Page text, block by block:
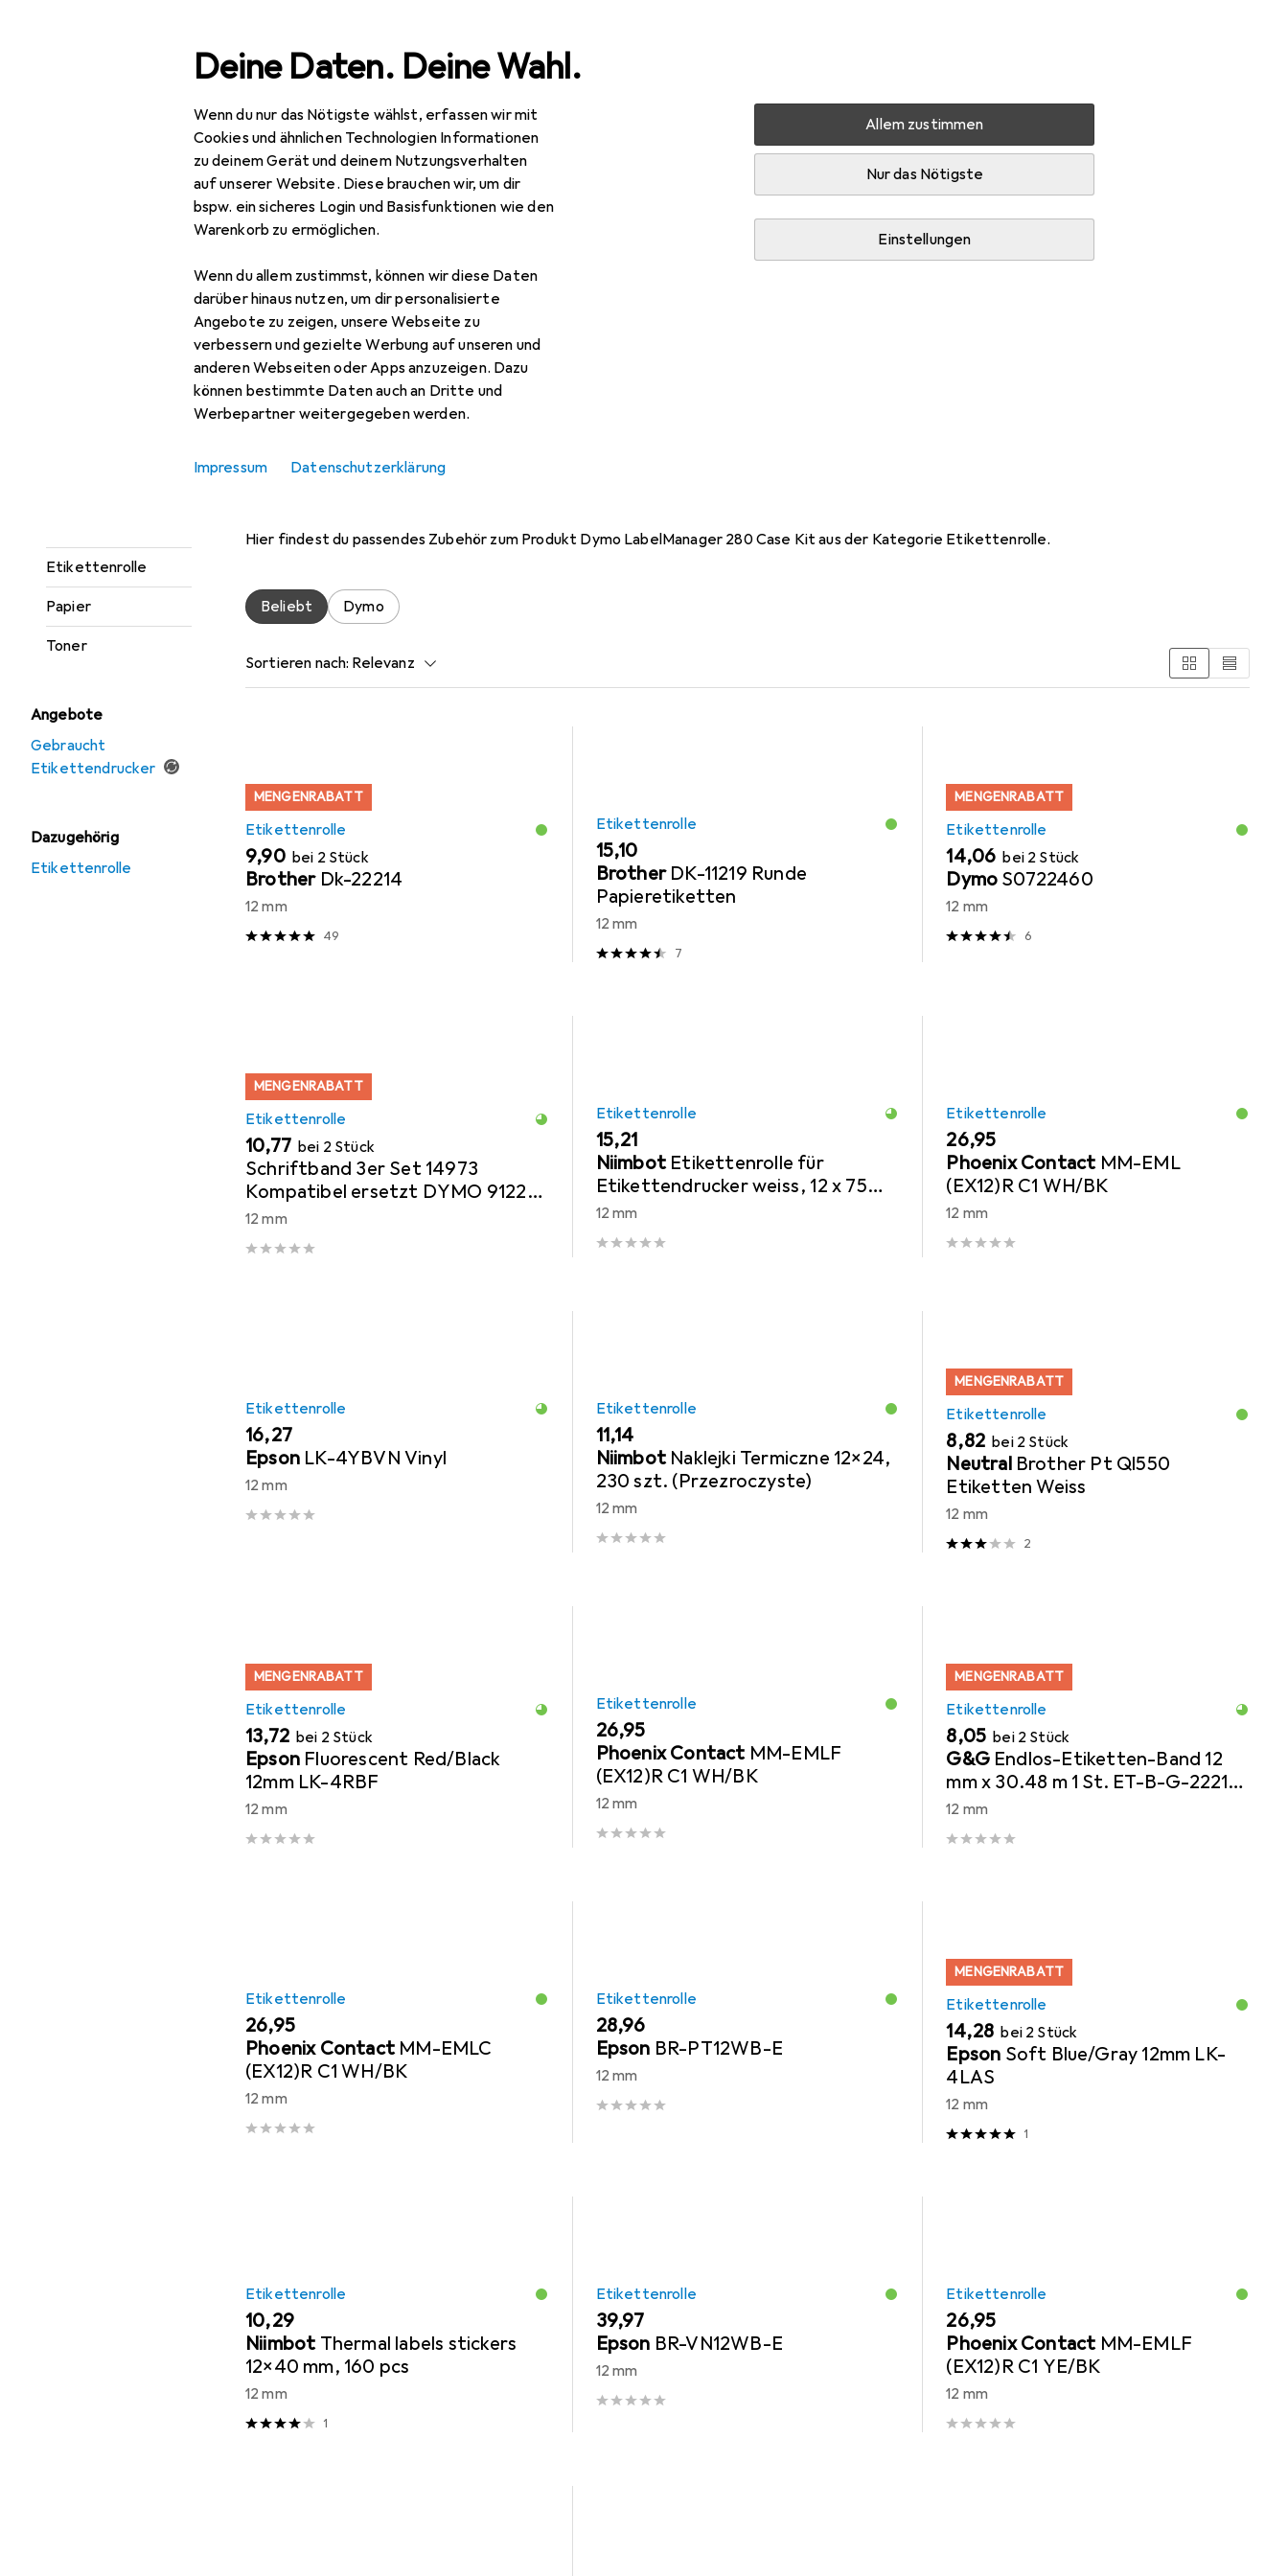
Deine Daten. Deine Wahl.
Wenn du nur das Nötigste wählst, erfassen wir mit
Cookies und ähnlichen Technologien Informationen
zu deinem Gerät und deinem Nutzungsverhalten
auf unserer Website. Diese brauchen wir, um dir
bspw. ein sicheres Login und Basisfunktionen wie den
Warenkorb zu ermöglichen.
Wenn du allem zustimmst, können wir diese Daten
darüber hinaus nutzen, um dir personalisierte
Angebote zu zeigen, unsere Webseite zu
verbessern und gezielte Werbung auf unseren und
anderen Webseiten oder Apps anzuzeigen. Dazu
können bestimmte Daten auch an Dritte und
Werbepartner weitergegeben werden.
Allem zustimmen
Nur das Nötigste
Einstellungen
Impressum Datenschutzerklärung
Navigation nach Kategorien
Etikettenrolle
Papier
Toner
Angebote
Gebraucht
Etikettendrucker
Dazugehörig
Etikettenrolle
Gesamtsortiment IT + Multimedia Peripherie Drucker + Scanner Etikettendrucker Dymo LabelManager 280 Case Kit
88,62
DymoLabelManager 280 Case Kit
180 dpi
Hier findest du passendes Zubehör zum Produkt Dymo LabelManager 280 Case Kit aus der Kategorie Etikettenrolle.
Beliebt Dymo
Sortieren nach: Relevanz
MENGENRABATT
Etikettenrolle
EUR
9,90 bei 2 Stück
Brother Dk-22214
12 mm
49
Etikettenrolle
EUR
15,10
Brother DK-11219 Runde
Papieretiketten
12 mm
7
MENGENRABATT
Etikettenrolle
EUR
14,06 bei 2 Stück
Dymo S0722460
12 mm
6
MENGENRABATT
Etikettenrolle
EUR
10,77 bei 2 Stück
Schriftband 3er Set 14973
Kompatibel ersetzt DYMO 91221,
SO721660 Polyester
12 mm
Etikettenrolle
EUR
15,21
Niimbot Etikettenrolle für
Etikettendrucker weiss, 12 x 75
mm, 1 x 95 Etiketten
12 mm
Etikettenrolle
EUR
26,95
Phoenix Contact MM-EML
(EX12)R C1 WH/BK
12 mm
Etikettenrolle
EUR
16,27
Epson LK-4YBVN Vinyl
12 mm
Etikettenrolle
EUR
11,14
Niimbot Naklejki Termiczne 12x24,
230 szt. (Przezroczyste)
12 mm
MENGENRABATT
Etikettenrolle
EUR
8,82 bei 2 Stück
Neutral Brother Pt Ql550
Etiketten Weiss
12 mm
2
MENGENRABATT
Etikettenrolle
EUR
13,72 bei 2 Stück
Epson Fluorescent Red/Black
12mm LK-4RBF
12 mm
Etikettenrolle
EUR
26,95
Phoenix Contact MM-EMLF
(EX12)R C1 WH/BK
12 mm
MENGENRABATT
Etikettenrolle
EUR
8,05 bei 2 Stück
G&G Endlos-Etiketten-Band 12
mm x 30.48 m 1 St. ET-B-G-22214
Adress-Etiketten
12 mm
Etikettenrolle
EUR
26,95
Phoenix Contact MM-EMLC
(EX12)R C1 WH/BK
12 mm
Etikettenrolle
EUR
28,96
Epson BR-PT12WB-E
12 mm
MENGENRABATT
Etikettenrolle
EUR
14,28 bei 2 Stück
Epson Soft Blue/Gray 12mm LK-
4LAS
12 mm
1
Etikettenrolle
EUR
10,29
Niimbot Thermal labels stickers
12x40 mm, 160 pcs
12 mm
1
Etikettenrolle
EUR
39,97
Epson BR-VN12WB-E
12 mm
Etikettenrolle
EUR
26,95
Phoenix Contact MM-EMLF
(EX12)R C1 YE/BK
12 mm